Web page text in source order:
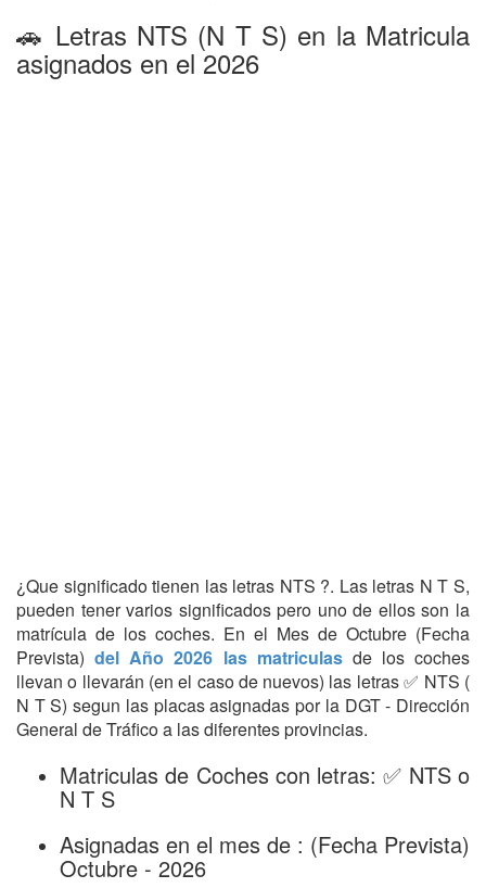
🚗 Letras NTS (N T S) en la Matricula
asignados en el 2026
¿Que significado tienen las letras NTS ?. Las letras N T S,
pueden tener varios significados pero uno de ellos son la
matrícula de los coches. En el Mes de Octubre (Fecha
Prevista)del Año 2026 las matriculas de los coches
llevan o llevarán (en el caso de nuevos) las letras ✅ NTS (
N T S) segun las placas asignadas por la DGT - Dirección
General de Tráfico a las diferentes provincias.
Matriculas de Coches con letras: ✅ NTS o
N T S
Asignadas en el mes de : (Fecha Prevista)
Octubre - 2026